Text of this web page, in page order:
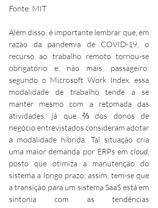
Fonte: MIT
Além disso, é importante lembrar que, em
razão da pandemia de COVID-19, o
recurso ao trabalho remoto tornou-se
obrigatório e, não mais, passageiro:
segundo o Microsoft Work Index, essa
modalidade de trabalho tende a se
manter mesmo com a retomada das
atividades, já que ⅔ dos donos de
negócio entrevistados consideram adotar
a modalidade híbrida. Tal situação cria
uma maior demanda por ERPs em cloud
posto que otimiza a manutenção do
sistema a longo prazo; assim, tem-se que
a transição para um sistema SaaS está em
sintonia com as tendências